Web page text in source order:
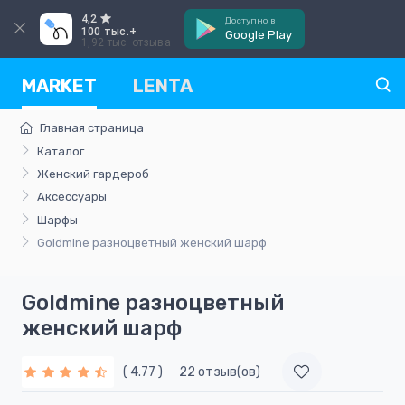
4,2
100 тыс.+
1,92 тыс. отзыва
Доступно в
Google Play
MARKET LENTA
Главная страница
Каталог
Женский гардероб
Аксессуары
Шарфы
Goldmine разноцветный женский шарф
Goldmine разноцветный
женский шарф
( 4.77 ) 22 отзыв(ов)